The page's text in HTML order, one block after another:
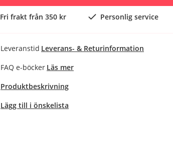
Fri frakt från 350 kr Personlig service
Leveranstid Leverans- & Returinformation
FAQ e-böcker Läs mer
Produktbeskrivning
Lägg till i önskelista